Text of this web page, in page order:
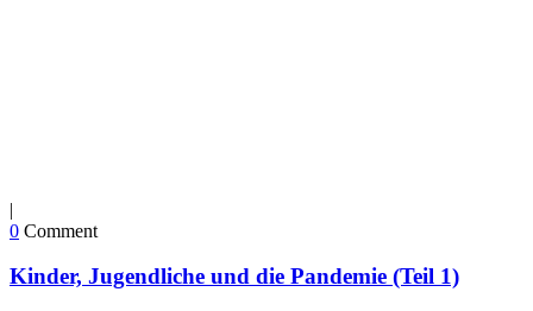
|
0 Comment
Kinder, Jugendliche und die Pandemie (Teil 1)